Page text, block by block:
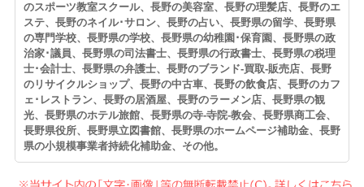
のスポーツ教室スクール、長野の美容室、長野の理髪店、長野のエ
ステ、長野のネイル･サロン、長野の占い、長野県の留学、長野県
の専門学校、長野県の学校、長野県の幼稚園･保育園、長野県の政
治家･議員、長野県の司法書士、長野県の行政書士、長野県の税理
士･会計士、長野県の弁護士、長野のブランド-買取-販売店、長野
のリサイクルショップ、長野の中古車、長野の飲食店、長野のカフ
ェ･レストラン、長野の居酒屋、長野のラーメン店、長野県の観
光、長野県のホテル旅館、長野県の寺-寺院-教会、長野県商工会、
長野県役所、長野県立図書館、長野県のホームページ補助金、長野
県の小規模事業者持続化補助金、その他。